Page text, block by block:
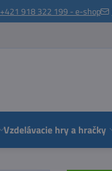
+421 918 322 199 - e-shop
Vzdelávacie hry a hračky